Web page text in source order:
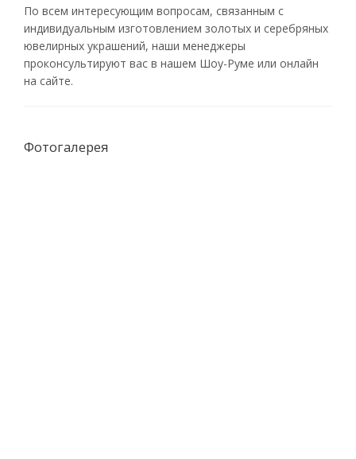
По всем интересующим вопросам, связанным с
индивидуальным изготовлением золотых и серебряных
ювелирных украшений, наши менеджеры
проконсультируют вас в нашем Шоу-Руме или онлайн
на сайте.
Фотогалерея